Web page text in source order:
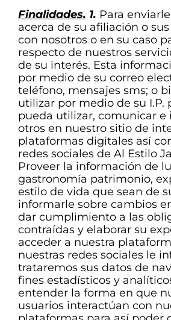
Finalidades. 1. Para
acerca de su afiliación o
con nosotros o en su caso
respecto de nuestros
de su interés. Esta
por medio de su correo
teléfono, mensajes sms; o
utilizar por medio de su I.P.
pueda utilizar, comunicar e
otros en nuestro sitio de
plataformas digitales así
redes sociales de Al Estilo
Proveer la información de
gastronomía patrimonio,
estilo de vida que sean de
informarle sobre cambios
dar cumplimiento a las
contraídas y elaborar su
acceder a nuestra
nuestras redes sociales le
trataremos sus datos de
fines estadísticos y
entender la forma en que
usuarios interactúan con